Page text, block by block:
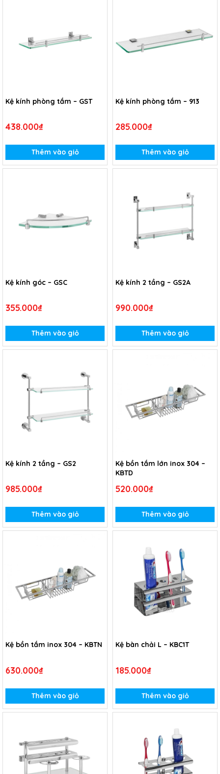
Kệ kính phòng tắm – GST
438.000₫
Thêm vào giỏ
Kệ kính phòng tắm – 913
285.000₫
Thêm vào giỏ
Kệ kính góc – GSC
355.000₫
Thêm vào giỏ
Kệ kính 2 tầng – GS2A
990.000₫
Thêm vào giỏ
Kệ kính 2 tầng – GS2
985.000₫
Thêm vào giỏ
Kệ bồn tắm lớn inox 304 –
KBTD
520.000₫
Thêm vào giỏ
Kệ bồn tắm inox 304 – KBTN
630.000₫
Thêm vào giỏ
Kệ bàn chải L – KBC1T
185.000₫
Thêm vào giỏ